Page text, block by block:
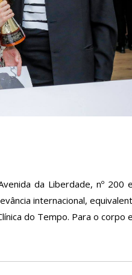
da Liberdade, nº 200
internacional,
do Tempo. Para o corpo